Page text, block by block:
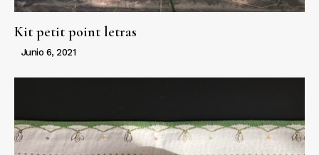
Kit petit point letras
Junio 6, 2021